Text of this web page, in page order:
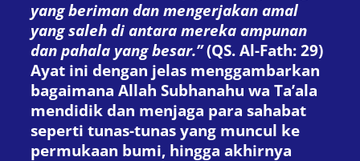
yang beriman dan mengerjakan amal
yang saleh di antara mereka ampunan
dan pahala yang besar.”(QS. Al-Fath: 29)
Ayat ini dengan jelas menggambarkan
bagaimana Allah Subhanahu wa Ta’ala
mendidik dan menjaga para sahabat
seperti tunas-tunas yang muncul ke
permukaan bumi, hingga akhirnya